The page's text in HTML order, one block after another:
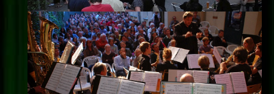
Konzept
Archiv
Kontakt
Impressum